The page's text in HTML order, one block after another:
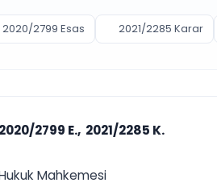
2020/2799 Esas 2021/2285 Karar
2799 E., 2021/2285 K.
Hukuk Mahkemesi